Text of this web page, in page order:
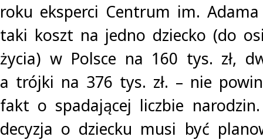
roku eksperci Centrum im.
taki koszt na jedno dziecko (do
życia) w Polsce na 160 tys. zł,
a trójki na 376 tys. zł. – nie
fakt o spadającej liczbie
decyzja o dziecku musi być